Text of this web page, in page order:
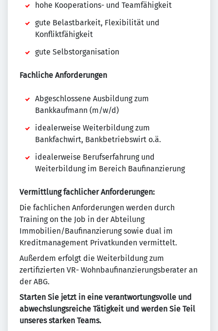
hohe Kooperations- und Teamfähigkeit
gute Belastbarkeit, Flexibilität und
Konfliktfähigkeit
gute Selbstorganisation
Fachliche Anforderungen
Abgeschlossene Ausbildung zum
Bankkaufmann (m/w/d)
idealerweise Weiterbildung zum
Bankfachwirt, Bankbetriebswirt o.ä.
idealerweise Berufserfahrung und
Weiterbildung im Bereich Baufinanzierung
Vermittlung fachlicher Anforderungen:
Die fachlichen Anforderungen werden durch
Training on the Job in der Abteilung
Immobilien/Baufinanzierung sowie dual im
Kreditmanagement Privatkunden vermittelt.
Außerdem erfolgt die Weiterbildung zum
zertifizierten VR- Wohnbaufinanzierungsberater an
der ABG.
Starten Sie jetzt in eine verantwortungsvolle und
abwechslungsreiche Tätigkeit und werden Sie Teil
unseres starken Teams.